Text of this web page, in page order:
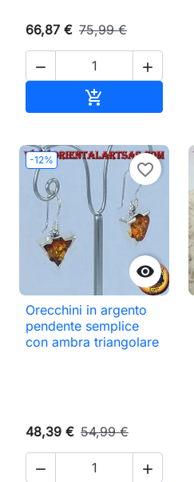
66,87 € 75,99 €
 

-12%

favorite_border
Orecchini in argento
pendente semplice
con ambra triangolare
48,39 € 54,99 €
 